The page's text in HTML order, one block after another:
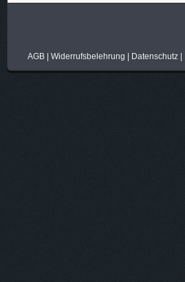
AGB| Widerrufsbelehrung Datenschutz|